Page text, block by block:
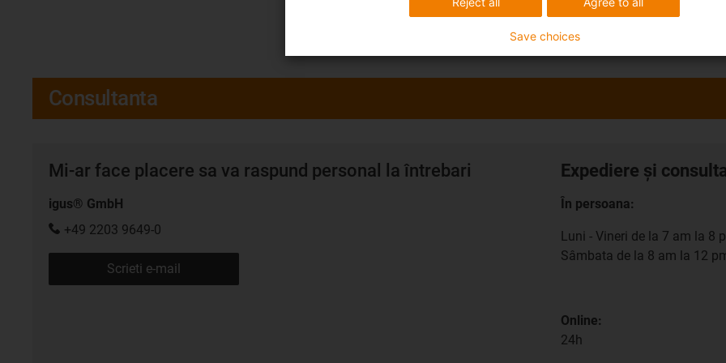
Consultanta
Mi-ar face placere sa va raspund personal la întrebari
igus® GmbH
+49 2203 9649-0
Scrieti e-mail
Expediere și
În persoana:
Luni - Vineri de la 7 am la 8
Sâmbata de la 8 am la 12
Online:
24h
Save choices